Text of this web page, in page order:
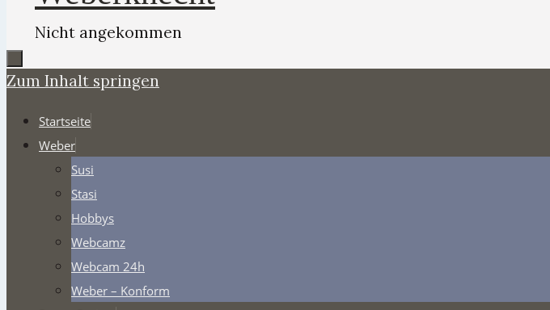
Nicht angekommen
Zum Inhalt springen
Startseite
Weber
Susi
Stasi
Hobbys
Webcamz
Webcam 24h
Weber – Konform